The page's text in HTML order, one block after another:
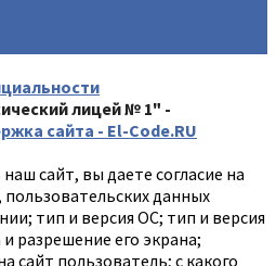
лицей № 1" -
сайта - El-Code.RU
сайт, вы даете согласие на
пользовательских данных
тип и версия ОС; тип и версия
разрешение его экрана;
сайт пользователь; с какого